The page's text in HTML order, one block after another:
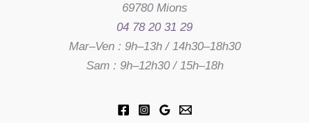
69780 Mions
04 78 20 31 29
Mar–Ven : 9h–13h / 14h30–18h30
Sam : 9h–12h30 / 15h–18h